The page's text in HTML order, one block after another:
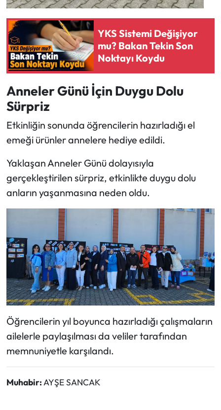
YKS Sistemi Değişiyor
mu? Bakan Tekin Son
Noktayı Koydu
Anneler Günü İçin Duygu Dolu
Sürpriz
Etkinliğin sonunda öğrencilerin hazırladığı el
emeği ürünler annelere hediye edildi.
Yaklaşan Anneler Günü dolayısıyla
gerçekleştirilen sürpriz, etkinlikte duygu dolu
anların yaşanmasına neden oldu.
Öğrencilerin yıl boyunca hazırladığı çalışmaların
ailelerle paylaşılması da veliler tarafından
memnuniyetle karşılandı.
Muhabir:AYŞE SANCAK